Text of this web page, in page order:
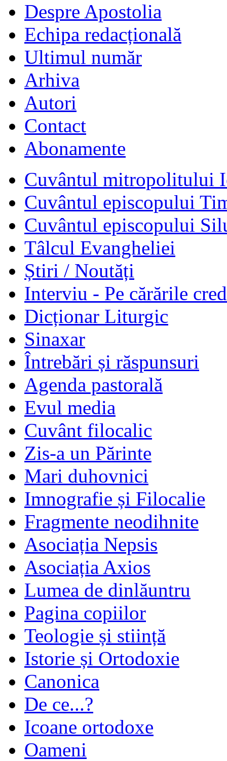
Despre Apostolia
Echipa redacțională
Ultimul număr
Arhiva
Autori
Contact
Abonamente
Cuvântul mitropolitului
Cuvântul episcopului
Cuvântul episcopului
Tâlcul Evangheliei
Știri / Noutăți
Interviu - Pe cărările
Dicționar Liturgic
Sinaxar
Întrebări și răspunsuri
Agenda pastorală
Evul media
Cuvânt filocalic
Zis-a un Părinte
Mari duhovnici
Imnografie și Filocalie
Fragmente neodihnite
Asociația Nepsis
Asociația Axios
Lumea de dinlăuntru
Pagina copiilor
Teologie și stiință
Istorie și Ortodoxie
Canonica
De ce...?
Icoane ortodoxe
Oameni